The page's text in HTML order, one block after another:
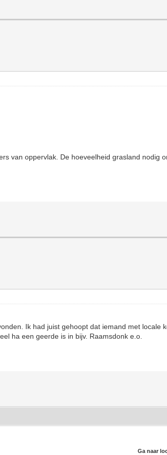
van oppervlak. De hoeveelheid grasland nodig
Ik had juist gehoopt dat iemand met locale
ha een geerde is in bijv. Raamsdonk e.o.
Ga naar